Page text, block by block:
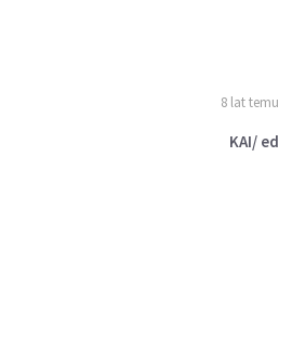
8 lat temu
KAI/ ed